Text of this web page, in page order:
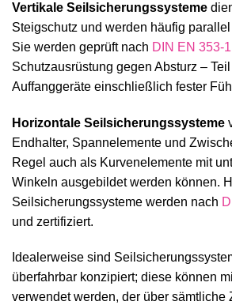
Vertikale Seilsicherungssysteme
Steigschutz und werden häufig
Sie werden geprüft nach DIN EN 353-1
Schutzausrüstung gegen Absturz –
Auffanggeräte einschließlich fester
Horizontale Seilsicherungssysteme
Endhalter, Spannelemente und
Regel auch als Kurvenelemente mit
Winkeln ausgebildet werden können.
Seilsicherungssysteme werden nach
und zertifiziert.
Idealerweise sind
überfahrbar konzipiert; diese können
verwendet werden, der über sämtliche